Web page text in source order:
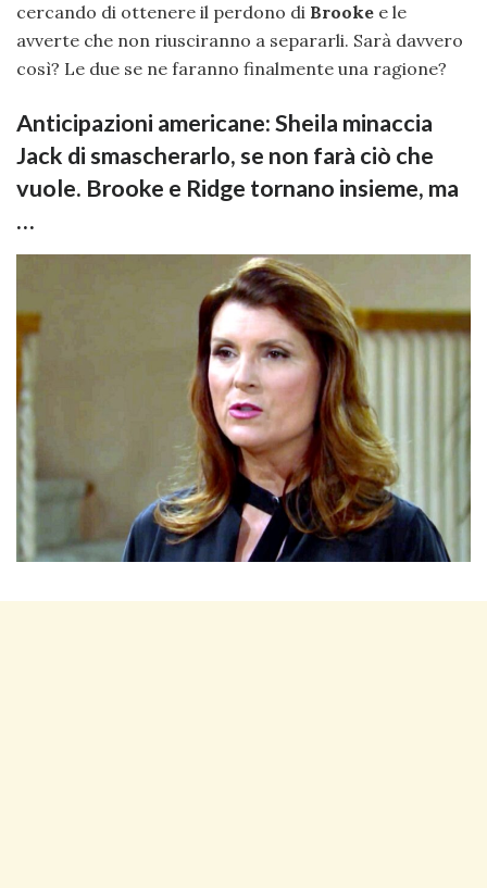
cercando di ottenere il perdono di Brooke e le
avverte che non riusciranno a separarli. Sarà davvero
così? Le due se ne faranno finalmente una ragione?
Anticipazioni americane: Sheila minaccia
Jack di smascherarlo, se non farà ciò che
vuole. Brooke e Ridge tornano insieme, ma
…